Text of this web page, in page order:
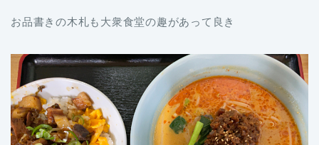
お品書きの木札も大衆食堂の趣があって良き